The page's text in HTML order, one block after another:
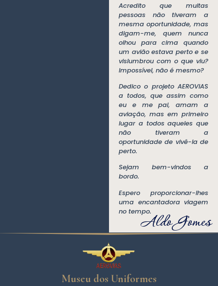
Acredito que muitas
pessoas não tiveram a
mesma oportunidade, mas
digam-me, quem nunca
olhou para cima quando
um avião estava perto e se
vislumbrou com o que viu?
Impossível, não é mesmo?
Dedico o projeto AEROVIAS
a todos, que assim como
eu e me pai, amam a
aviação, mas em primeiro
lugar a todos aqueles que
não tiveram a
oportunidade de vivê-la de
perto.
Sejam bem-vindos a
bordo.
Espero proporcionar-lhes
uma encantadora viagem
no tempo.
Aldo Gomes
Museu dos Uniformes